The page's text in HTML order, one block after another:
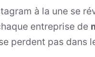
à la une se
entreprise de
perdent pas dans